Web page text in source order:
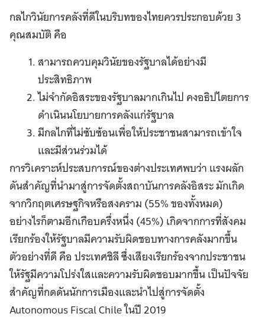
กลไกวินัยการคลังที่ดีในบริบทของไทยควรประกอบด้วย 3
คุณสมบัติ คือ
สามารถควบคุมวินัยของรัฐบาลได้อย่างมี
ประสิทธิภาพ
ไม่จำกัดอิสระของรัฐบาลมากเกินไป คงอธิปไตยการ
ดำเนินนโยบายการคลังแก่รัฐบาล
มีกลไกที่ไม่ซับซ้อนเพื่อให้ประชาชนสามารถเข้าใจ
และมีส่วนร่วมได้
การวิเคราะห์ประสบการณ์ของต่างประเทศพบว่า แรงผลัก
ดันสำคัญที่นำมาสู่การจัดตั้งสถาบันการคลังอิสระ มักเกิด
จากวิกฤตเศรษฐกิจหรือสงคราม (55% ของทั้งหมด)
อย่างไรก็ตามอีกเกือบครึ่งหนึ่ง (45%) เกิดจากการที่สังคม
เรียกร้องให้รัฐบาลมีความรับผิดชอบทางการคลังมากขึ้น
ตัวอย่างที่ดี คือ ประเทศชิลี ซึ่งเสียงเรียกร้องจากประชาชน
ให้รัฐมีความโปร่งใสและความรับผิดชอบมากขึ้น เป็นปัจจัย
สำคัญที่กดดันนักการเมืองและนำไปสู่การจัดตั้ง
Autonomous Fiscal Chile ในปี 2019